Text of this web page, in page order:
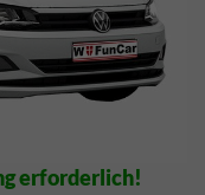
erforderlich!